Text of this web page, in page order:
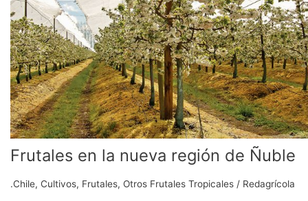
Frutales en la nueva región de Ñuble
.Chile, Cultivos, Frutales, Otros Frutales Tropicales / Redagrícola
Ñuble